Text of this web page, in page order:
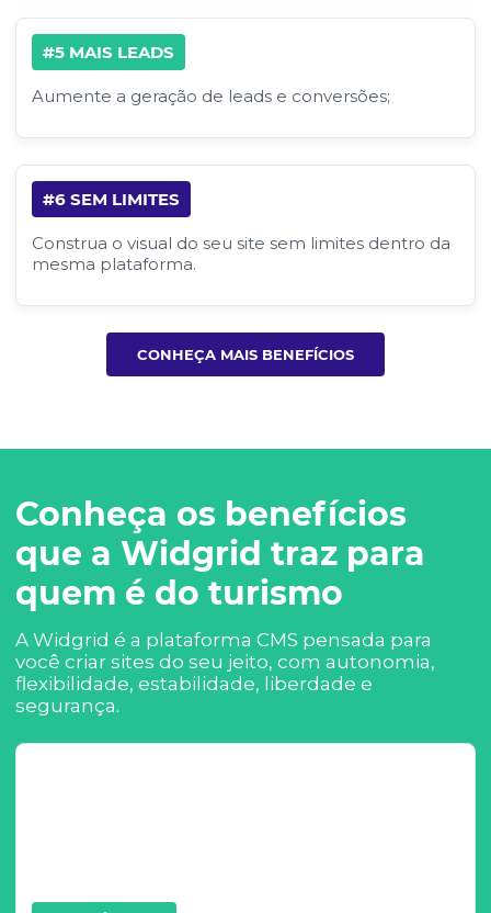
#5 MAIS LEADS
Aumente a geração de leads e conversões;
#6 SEM LIMITES
Construa o visual do seu site sem limites dentro da
mesma plataforma.
CONHEÇA MAIS BENEFÍCIOS
Conheça os benefícios
que a Widgrid traz para
quem é do turismo
A Widgrid é a plataforma CMS pensada para
você criar sites do seu jeito, com autonomia,
flexibilidade, estabilidade, liberdade e
segurança.